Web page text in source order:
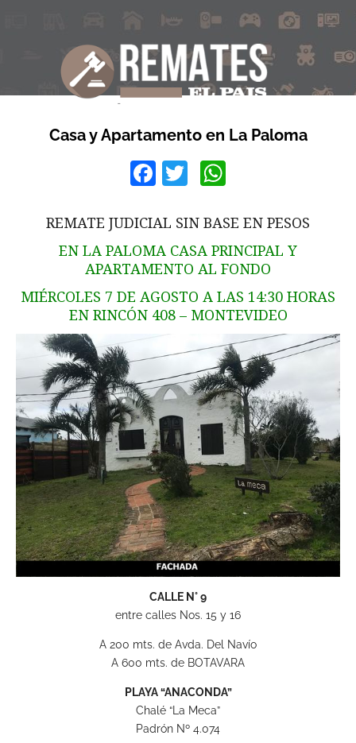
Casa y Apartamento en La Paloma
Facebook
Twitter
REMATE JUDICIAL SIN BASE EN PESOS
EN LA PALOMA CASA PRINCIPAL Y
APARTAMENTO AL FONDO
MIÉRCOLES 7 DE AGOSTO A LAS 14:30 HORAS
EN RINCÓN 408 – MONTEVIDEO
CALLE N° 9
entre calles Nos. 15 y 16
A 200 mts. de Avda. Del Navío
A 600 mts. de BOTAVARA
PLAYA “ANACONDA”
Chalé “La Meca”
Padrón Nº 4.074